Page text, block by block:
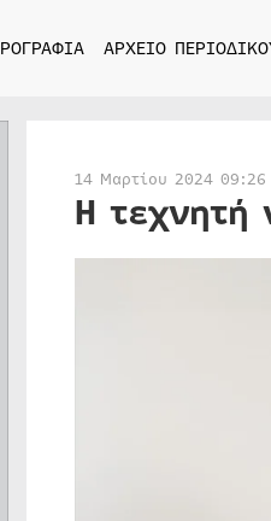
ΑΡΧΕΙΟ
14 Μαρτίου 2024 09:26
H